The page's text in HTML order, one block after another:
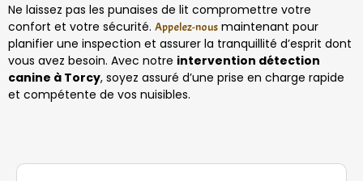
Ne laissez pas les punaises de lit compromettre votre
confort et votre sécurité. Appelez-nous maintenant pour
planifier une inspection et assurer la tranquillité d’esprit dont
vous avez besoin. Avec notre intervention détection
canine à Torcy, soyez assuré d’une prise en charge rapide
et compétente de vos nuisibles.